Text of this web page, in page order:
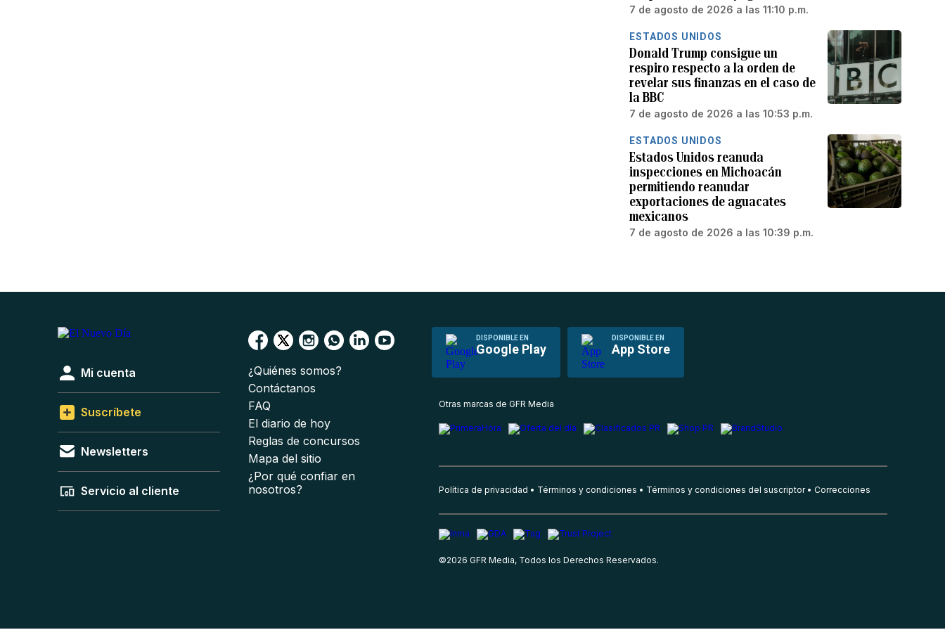
7 de agosto de 2026 a las 11:10 p.m.
ESTADOS UNIDOS
Donald Trump consigue un
respiro respecto a la orden de
revelar sus finanzas en el caso de
la BBC
7 de agosto de 2026 a las 10:53 p.m.
ESTADOS UNIDOS
Estados Unidos reanuda
inspecciones en Michoacán
permitiendo reanudar
exportaciones de aguacates
mexicanos
7 de agosto de 2026 a las 10:39 p.m.
DISPONIBLE EN
Google Play
DISPONIBLE EN
App Store
Mi cuenta
Suscríbete
Newsletters
Servicio al cliente
¿Quiénes somos?
Contáctanos
FAQ
El diario de hoy
Reglas de concursos
Mapa del sitio
¿Por qué confiar en
nosotros?
Otras marcas de GFR Media
Política de privacidad Términos y condiciones Términos y condiciones del suscriptor Correcciones
©2026 GFR Media, Todos los Derechos Reservados.